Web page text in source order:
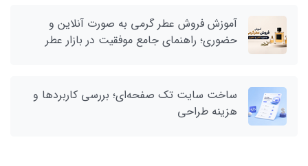
آموزش فروش عطر گرمی به صورت آنلاین و
حضوری؛ راهنمای جامع موفقیت در بازار عطر
ساخت سایت تک صفحه‌ای؛ بررسی کاربردها و
هزینه طراحی